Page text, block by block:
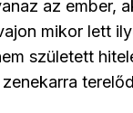
az ember,
mikor lett
született